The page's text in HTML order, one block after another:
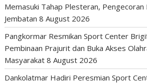
Memasuki Tahap Plesteran, Pengecoran
Jembatan 8 August 2026
Pangkormar Resmikan Sport Center
Pembinaan Prajurit dan Buka Akses
Masyarakat 8 August 2026
Dankolatmar Hadiri Peresmian Sport